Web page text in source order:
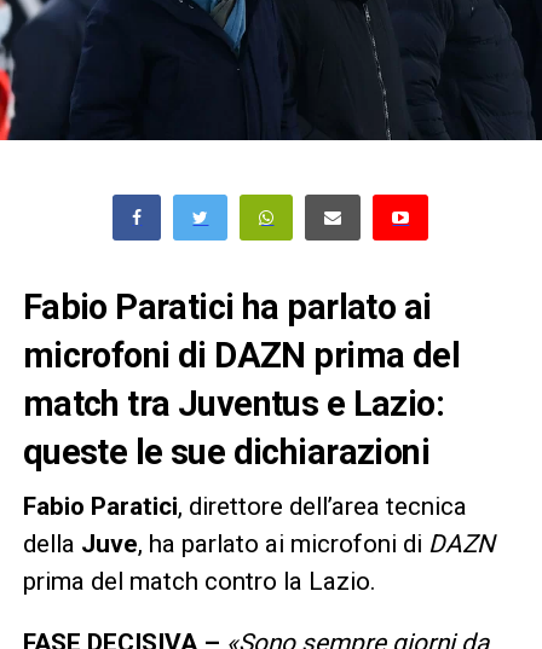
Fabio Paratici ha parlato ai
microfoni di DAZN prima del
match tra Juventus e Lazio:
queste le sue dichiarazioni
Fabio Paratici, direttore dell’area tecnica
della Juve, ha parlato ai microfoni di DAZN
prima del match contro la Lazio.